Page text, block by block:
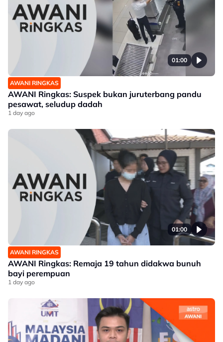
01:00
AWANI RINGKAS
AWANI Ringkas: Suspek bukan juruterbang pandu
pesawat, seludup dadah
1 day ago
01:00
AWANI RINGKAS
AWANI Ringkas: Remaja 19 tahun didakwa bunuh
bayi perempuan
1 day ago